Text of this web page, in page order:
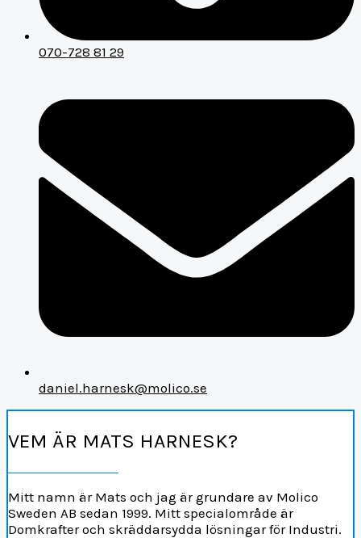
070-728 81 29
daniel.harnesk@molico.se
VEM ÄR MATS HARNESK?
Mitt namn är Mats och jag är grundare av Molico
Sweden AB sedan 1999. Mitt specialområde är
Domkrafter och skräddarsydda lösningar för Industri.